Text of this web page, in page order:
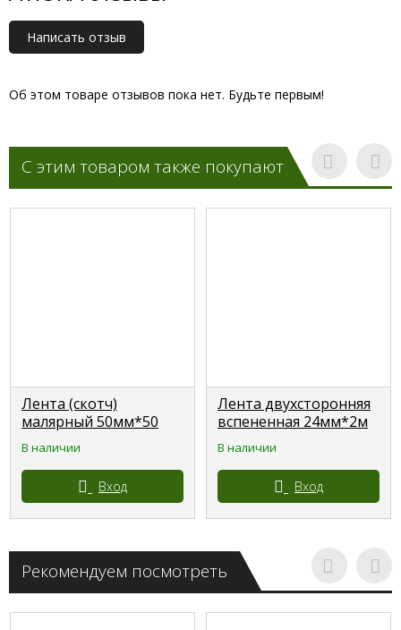
Написать отзыв
Об этом товаре отзывов пока нет. Будьте первым!
С этим товаром также покупают
Лента (скотч)
малярный 50мм*50
36шт/ящ
В наличии
Вход
Лента двухсторонняя
вспененная 24мм*2м
сплошная на блистере
AVIORA 30/180шт.
В наличии
Вход
Рекомендуем посмотреть